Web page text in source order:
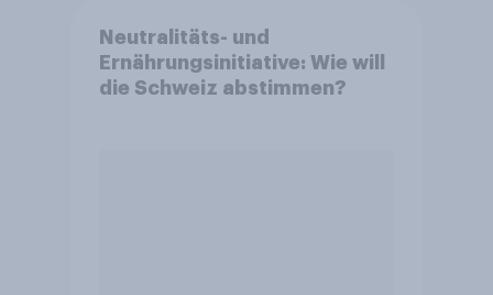
Neutralitäts- und
Ernährungsinitiative: Wie will
die Schweiz abstimmen?